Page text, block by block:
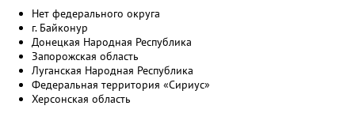
Нет федерального округа
г. Байконур
Донецкая Народная Республика
Запорожская область
Луганская Народная Республика
Федеральная территория «Сириус»
Херсонская область